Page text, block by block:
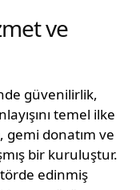
ve
güvenilirlik,
temel ilke
donatım ve
bir kuruluştur.
edinmiş